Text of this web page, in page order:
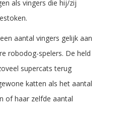
als vingers die hij/zij
aantal vingers gelijk aan
robodog-spelers. De held
supercats terug
katten als het aantal
of haar zelfde aantal